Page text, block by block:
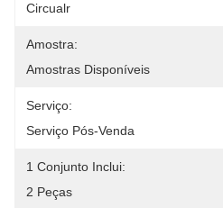
Circualr
Amostra:
Amostras Disponíveis
Serviço:
Serviço Pós-Venda
1 Conjunto Inclui:
2 Peças